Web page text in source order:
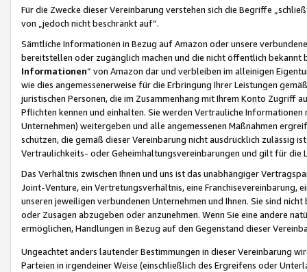
Für die Zwecke dieser Vereinbarung verstehen sich die Begriffe
von „jedoch nicht beschränkt auf“.
Sämtliche Informationen in Bezug auf Amazon oder unsere
bereitstellen oder zugänglich machen und die nicht öffentlich
Informationen“ von Amazon dar und verbleiben im alleinigen
wie dies angemessenerweise für die Erbringung Ihrer Leistungen
juristischen Personen, die im Zusammenhang mit Ihrem Konto
Pflichten kennen und einhalten. Sie werden Vertrauliche
Unternehmen) weitergeben und alle angemessenen Maßnahmen
schützen, die gemäß dieser Vereinbarung nicht ausdrücklich zulässig
Vertraulichkeits- oder Geheimhaltungsvereinbarungen und gilt für die
Das Verhältnis zwischen Ihnen und uns ist das unabhängiger
Joint-Venture, ein Vertretungsverhältnis, eine Franchisevereinbarung,
unseren jeweiligen verbundenen Unternehmen und Ihnen. Sie sind
oder Zusagen abzugeben oder anzunehmen. Wenn Sie eine andere
ermöglichen, Handlungen in Bezug auf den Gegenstand dieser
Ungeachtet anders lautender Bestimmungen in dieser Vereinbarung
Parteien in irgendeiner Weise (einschließlich des Ergreifens oder